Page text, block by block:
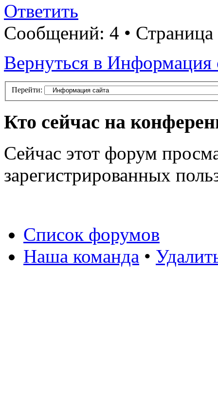
Ответить
Сообщений: 4 • Страница
Вернуться в Информация
Перейти:
Кто сейчас на
Сейчас этот форум
зарегистрированных
Список форумов
Наша команда •